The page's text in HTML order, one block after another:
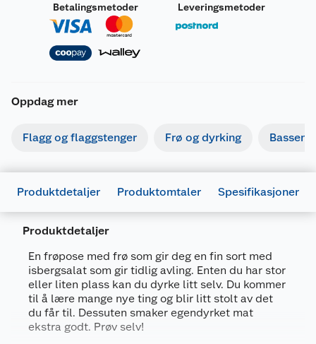
Betalingsmetoder Leveringsmetoder
Oppdag mer
Flagg og flaggstenger Frø og dyrking Basseng
Produktdetaljer Produktomtaler Spesifikasjoner
Produktdetaljer
En frøpose med frø som gir deg en fin sort med
isbergsalat som gir tidlig avling. Enten du har stor
eller liten plass kan du dyrke litt selv. Du kommer
til å lære mange nye ting og blir litt stolt av det
du får til. Dessuten smaker egendyrket mat
ekstra godt. Prøv selv!
Generelt
Artikkelnummer
7312600087200